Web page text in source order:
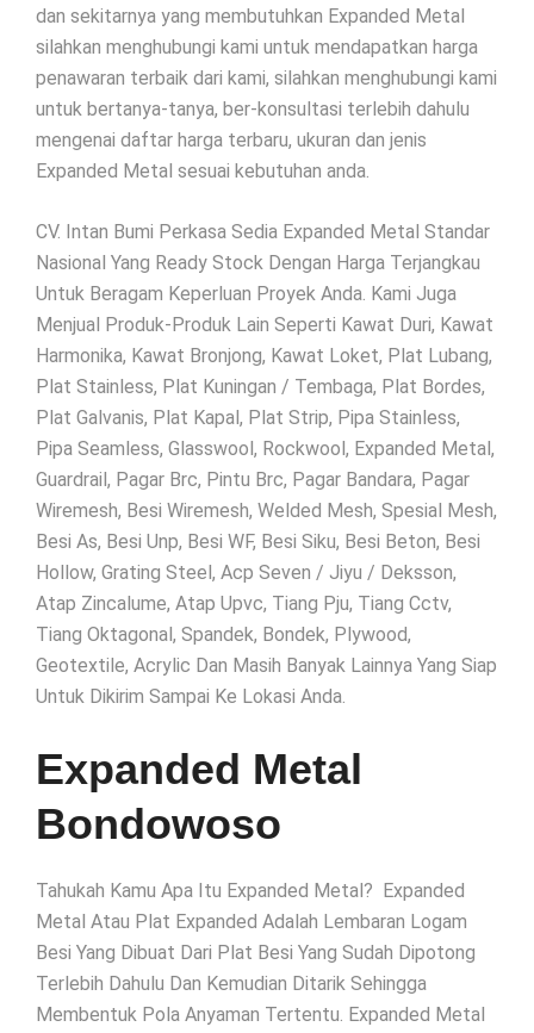
dan sekitarnya yang membutuhkan Expanded Metal
silahkan menghubungi kami untuk mendapatkan harga
penawaran terbaik dari kami, silahkan menghubungi kami
untuk bertanya-tanya, ber-konsultasi terlebih dahulu
mengenai daftar harga terbaru, ukuran dan jenis
Expanded Metal sesuai kebutuhan anda.
CV. Intan Bumi Perkasa Sedia Expanded Metal Standar
Nasional Yang Ready Stock Dengan Harga Terjangkau
Untuk Beragam Keperluan Proyek Anda. Kami Juga
Menjual Produk-Produk Lain Seperti Kawat Duri, Kawat
Harmonika, Kawat Bronjong, Kawat Loket, Plat Lubang,
Plat Stainless, Plat Kuningan / Tembaga, Plat Bordes,
Plat Galvanis, Plat Kapal, Plat Strip, Pipa Stainless,
Pipa Seamless, Glasswool, Rockwool, Expanded Metal,
Guardrail, Pagar Brc, Pintu Brc, Pagar Bandara, Pagar
Wiremesh, Besi Wiremesh, Welded Mesh, Spesial Mesh,
Besi As, Besi Unp, Besi WF, Besi Siku, Besi Beton, Besi
Hollow, Grating Steel, Acp Seven / Jiyu / Deksson,
Atap Zincalume, Atap Upvc, Tiang Pju, Tiang Cctv,
Tiang Oktagonal, Spandek, Bondek, Plywood,
Geotextile, Acrylic Dan Masih Banyak Lainnya Yang Siap
Untuk Dikirim Sampai Ke Lokasi Anda.
Expanded Metal
Bondowoso
Tahukah Kamu Apa Itu Expanded Metal? Expanded
Metal Atau Plat Expanded Adalah Lembaran Logam
Besi Yang Dibuat Dari Plat Besi Yang Sudah Dipotong
Terlebih Dahulu Dan Kemudian Ditarik Sehingga
Membentuk Pola Anyaman Tertentu. Expanded Metal